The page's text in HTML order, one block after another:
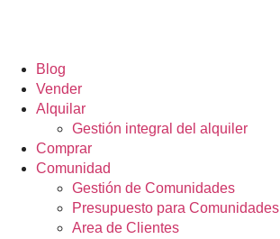
Blog
Vender
Alquilar
Gestión integral del alquiler
Comprar
Comunidad
Gestión de Comunidades
Presupuesto para Comunidades
Area de Clientes